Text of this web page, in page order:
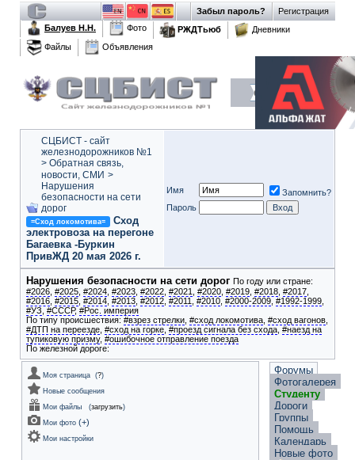
Регистрация
Забыл пароль?
Балуев Н.Н.
Фото РЖДТьюб
Дневники
Файлы
Объявления
СЦБИСТ - сайт
железнодорожников №1
> Обратная связь,
новости, СМИ >
Нарушения
безопасности на сети
дорог
=Сход локомотива=
Сход
электровоза на перегоне
Багаевка -Буркин
ПривЖД 20 мая 2026 г.
Имя
Запомнить?
Пароль
Нарушения безопасности на сети дорог По году или стране:
#2026 #2025 #2024 #2023 #2022 #2021 #2020 #2019 #2018 #2017
#2016 #2015 #2014 #2013 #2012 #2011 #2010 #2000-2009 #1992-1999
#УЗ #СССР, #Рос. империя
По типу происшествия: #взрез стрелки #сход локомотива #сход вагонов
#ДТП на переезде #сход на горке #проезд сигнала без схода #наезд на
тупиковую призму, #ошибочное отправление поезда
По железной дороге:
Моя страница (?)
Новые сообщения
Мои файлы
(загрузить)
Мои фото (+)
Мои настройки
Форумы
Фотогалерея
Студенту
Дороги
Группы
Помощь
Календарь
Новые фото